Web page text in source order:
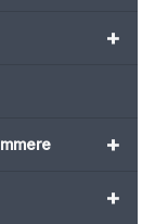
+
+
+